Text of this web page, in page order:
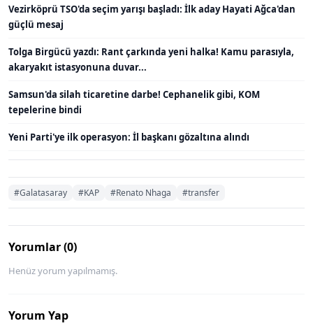
Vezirköprü TSO'da seçim yarışı başladı: İlk aday Hayati Ağca'dan
güçlü mesaj
Tolga Birgücü yazdı: Rant çarkında yeni halka! Kamu parasıyla,
akaryakıt istasyonuna duvar...
Samsun'da silah ticaretine darbe! Cephanelik gibi, KOM
tepelerine bindi
Yeni Parti'ye ilk operasyon: İl başkanı gözaltına alındı
#Galatasaray #KAP #Renato Nhaga #transfer
Yorumlar (0)
Henüz yorum yapılmamış.
Yorum Yap